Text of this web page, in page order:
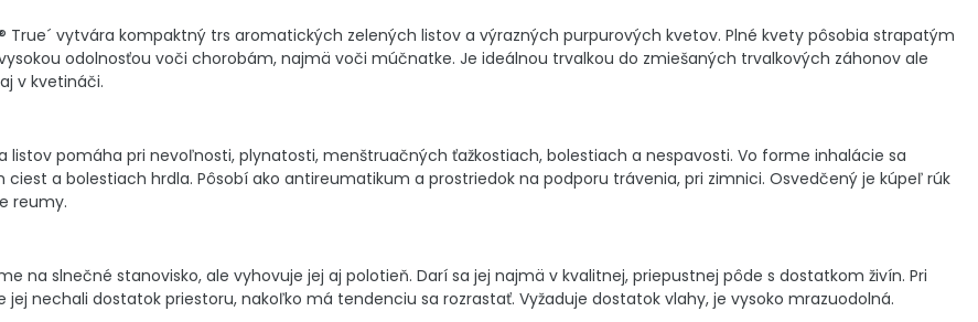
® True´ vytvára kompaktný trs aromatických zelených listov a výrazných purpurových kvetov. Plné kvety pôsobia strapatým
odolnosťou voči chorobám, najmä voči múčnatke. Je ideálnou trvalkou do zmiešaných trvalkových záhonov ale
v kvetináči.
listov pomáha pri nevoľnosti, plynatosti, menštruačných ťažkostiach, bolestiach a nespavosti. Vo forme inhalácie sa
a bolestiach hrdla. Pôsobí ako antireumatikum a prostriedok na podporu trávenia, pri zimnici. Osvedčený je kúpeľ rúk
reumy.
na slnečné stanovisko, ale vyhovuje jej aj polotieň. Darí sa jej najmä v kvalitnej, priepustnej pôde s dostatkom živín. Pri
nechali dostatok priestoru, nakoľko má tendenciu sa rozrastať. Vyžaduje dostatok vlahy, je vysoko mrazuodolná.